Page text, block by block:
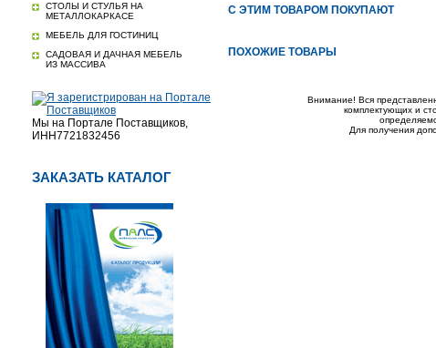
СТОЛЫ И СТУЛЬЯ НА
МЕТАЛЛОКАРКАСЕ
МЕБЕЛЬ ДЛЯ ГОСТИНИЦ
САДОВАЯ И ДАЧНАЯ МЕБЕЛЬ
ИЗ МАССИВА
Мы на Портале Поставщиков,
ИНН7721832456
ЗАКАЗАТЬ КАТАЛОГ
С ЭТИМ ТОВАРОМ ПОКУПАЮТ
ПОХОЖИЕ ТОВАРЫ
Внимание! Вся
комплектующих и
Для получения